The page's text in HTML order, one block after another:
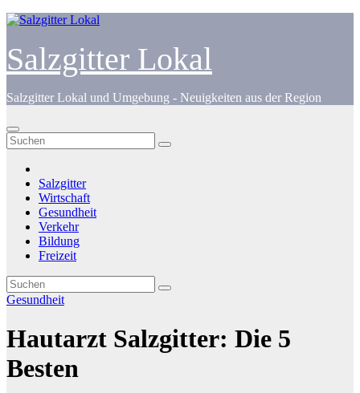
Zum
springen
Salzgitter Lokal
Salzgitter Lokal und Umgebung - Neuigkeiten aus der Region
Salzgitter
Wirtschaft
Gesundheit
Verkehr
Bildung
Freizeit
Gesundheit
Hautarzt Salzgitter: Die 5
Besten